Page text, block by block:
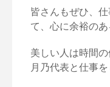
皆さんもぜひ、
て、 心に余裕の
美しい人は時間
月乃代表と仕事を